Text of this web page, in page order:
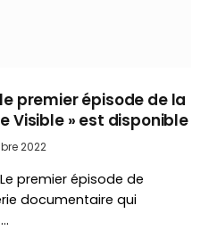
premier épisode de la
Visible » est disponible
2022
premier épisode de
documentaire qui